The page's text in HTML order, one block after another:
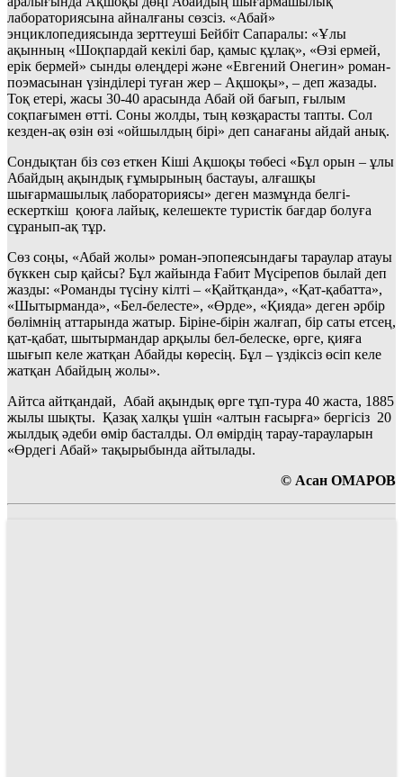
лабораториясына айналғаны сөзсіз. «Абай»
энциклопедиясында зерттеуші Бейбіт Сапаралы: «Ұлы
ақынның «Шоқпардай кекілі бар, қамыс құлақ», «Өзі ермей,
ерік бермей» сынды өлеңдері және «Евгений Онегин» роман-
поэмасынан үзінділері туған жер – Ақшоқы», – деп жазады.
Тоқ етері, жасы 30-40 арасында Абай ой бағып, ғылым
соқпағымен өтті. Соны жолды, тың көзқарасты тапты. Сол
кезден-ақ өзін өзі «ойшылдың бірі» деп санағаны айдай анық.
Сондықтан біз сөз еткен Кіші Ақшоқы төбесі «Бұл орын – ұлы
Абайдың ақындық ғұмырының бастауы, алғашқы
шығармашылық лабораториясы» деген мазмұнда белгі-
ескерткіш қоюға лайық, келешекте туристік бағдар болуға
сұранып-ақ тұр.
Сөз соңы, «Абай жолы» роман-эпопеясындағы тараулар атауы
бүккен сыр қайсы? Бұл жайында Ғабит Мүсірепов былай деп
жазды: «Романды түсіну кілті – «Қайтқанда», «Қат-қабатта»,
«Шытырманда», «Бел-белесте», «Өрде», «Қияда» деген әрбір
бөлімнің аттарында жатыр. Біріне-бірін жалғап, бір саты етсең,
қат-қабат, шытырмандар арқылы бел-белеске, өрге, қияға
шығып келе жатқан Абайды көресің. Бұл – үздіксіз өсіп келе
жатқан Абайдың жолы».
Айтса айтқандай, Абай ақындық өрге тұп-тура 40 жаста, 1885
жылы шықты. Қазақ халқы үшін «алтын ғасырға» бергісіз 20
жылдық әдеби өмір басталды. Ол өмірдің тарау-тарауларын
«Өрдегі Абай» тақырыбында айтылады.
© Асан ОМАРОВ